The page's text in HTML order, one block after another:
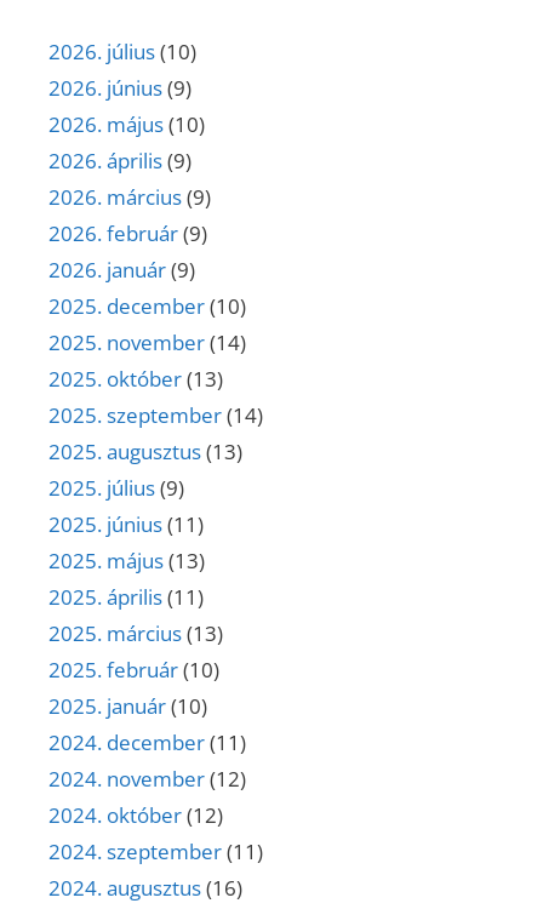
2026. július(10)
2026. június(9)
2026. május(10)
2026. április(9)
2026. március(9)
2026. február(9)
2026. január(9)
2025. december(10)
2025. november(14)
2025. október(13)
2025. szeptember(14)
2025. augusztus(13)
2025. július(9)
2025. június(11)
2025. május(13)
2025. április(11)
2025. március(13)
2025. február(10)
2025. január(10)
2024. december(11)
2024. november(12)
2024. október(12)
2024. szeptember(11)
2024. augusztus(16)